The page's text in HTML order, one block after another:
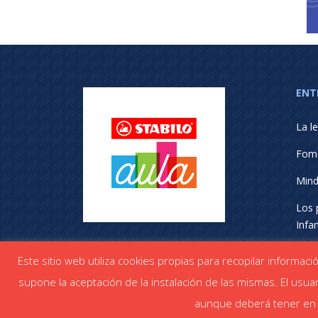
La
Los
Este sitio web utiliza cookies propias para recopilar
supone la aceptación de la instalación de las mismas. El
aunque deberá tener en